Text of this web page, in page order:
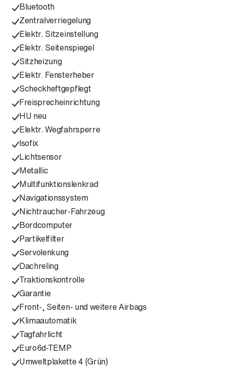
Bluetooth
Zentralverriegelung
Elektr. Sitzeinstellung
Elektr. Seitenspiegel
Sitzheizung
Elektr. Fensterheber
Scheckheftgepflegt
Freisprecheinrichtung
HU neu
Elektr. Wegfahrsperre
Isofix
Lichtsensor
Metallic
Multifunktionslenkrad
Navigationssystem
Nichtraucher-Fahrzeug
Bordcomputer
Partikelfilter
Servolenkung
Dachreling
Traktionskontrolle
Garantie
Front-, Seiten- und weitere Airbags
Klimaautomatik
Tagfahrlicht
Euro6d-TEMP
Umweltplakette 4 (Grün)